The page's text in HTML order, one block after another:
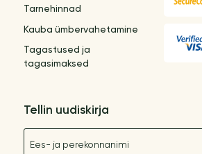
Tarnehinnad
Kauba ümbervahetamine
Tagastused ja
tagasimaksed
Tellin uudiskirja